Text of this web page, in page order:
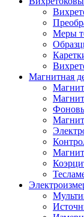
Меры
Магнитная